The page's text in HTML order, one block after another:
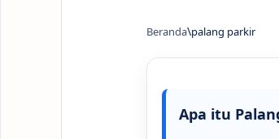
Beranda palang parkir
Apa itu